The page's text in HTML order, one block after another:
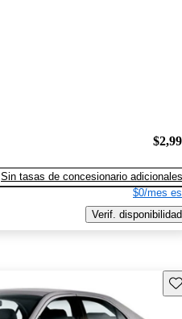
Sin tasas de concesionario adicionales
$0/mes
Verif. disponibilidad